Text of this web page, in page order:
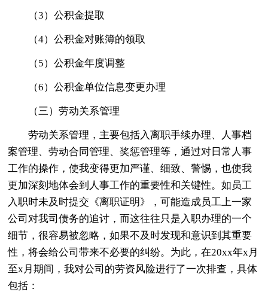
（3）公积金提取
（4）公积金对账簿的领取
（5）公积金年度调整
（6）公积金单位信息变更办理
（三）劳动关系管理
劳动关系管理，主要包括入离职手续办理、人事档
案管理、劳动合同管理、奖惩管理等，通过对日常人事
工作的操作，使我变得更加严谨、细致、警惕，也使我
更加深刻地体会到人事工作的重要性和关键性。如员工
入职时未及时提交《离职证明》，可能造成员工上一家
公司对我司债务的追讨，而这往往只是入职办理的一个
细节，很容易被忽略，如果不及时发现和意识到其重要
性，将会给公司带来不必要的纠纷。为此，在20xx年x月
至x月期间，我对公司的劳资风险进行了一次排查，具体
包括：